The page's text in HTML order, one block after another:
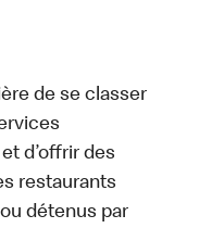
de se classer
d’offrir des
restaurants
détenus par